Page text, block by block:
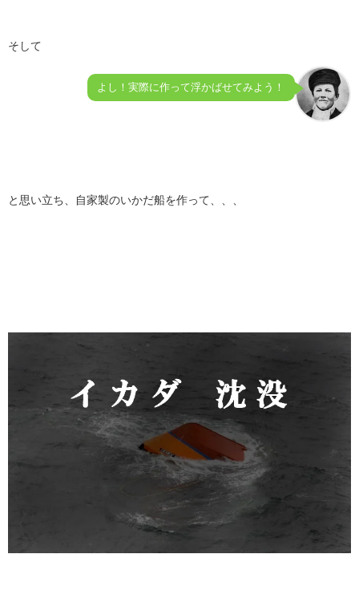
そして
よし！実際に作って浮かばせてみよう！
と思い立ち、自家製のいかだ船を作って、、、